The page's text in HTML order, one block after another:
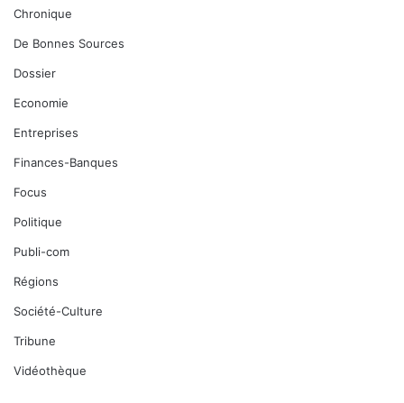
Chronique
De Bonnes Sources
Dossier
Economie
Entreprises
Finances-Banques
Focus
Politique
Publi-com
Régions
Société-Culture
Tribune
Vidéothèque